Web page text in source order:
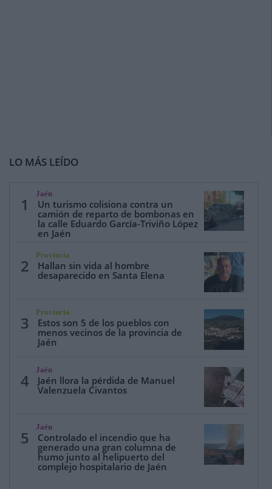
LO MÁS LEÍDO
1
Jaén
Un turismo colisiona contra un
camión de reparto de bombonas en
la calle Eduardo García-Triviño López
en Jaén
2
Provincia
Hallan sin vida al hombre
desaparecido en Santa Elena
3
Provincia
Estos son 5 de los pueblos con
menos vecinos de la provincia de
Jaén
4
Jaén
Jaén llora la pérdida de Manuel
Valenzuela Civantos
5
Jaén
Controlado el incendio que ha
generado una gran columna de
humo junto al helipuerto del
complejo hospitalario de Jaén